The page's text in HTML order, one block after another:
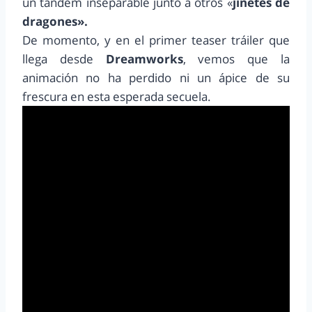
dragones».
De momento, y en el primer teaser tráiler que
llega desde Dreamworks, vemos que la
animación no ha perdido ni un ápice de su
frescura en esta esperada secuela.